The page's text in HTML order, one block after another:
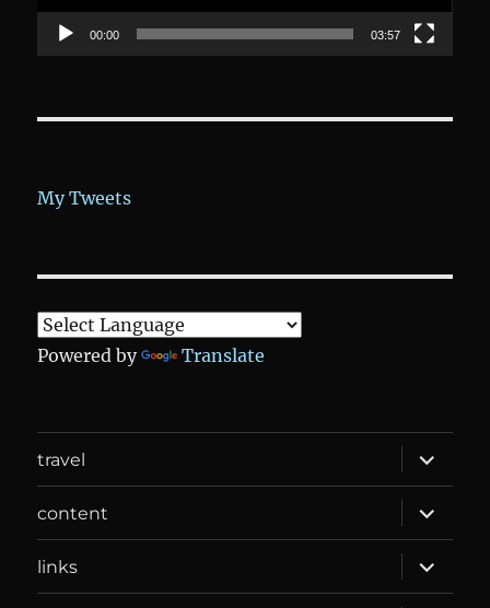
00:00 03:57
My Tweets
Powered by Translate
travel
expand
child
menu
content
expand
child
menu
links
expand
child
menu